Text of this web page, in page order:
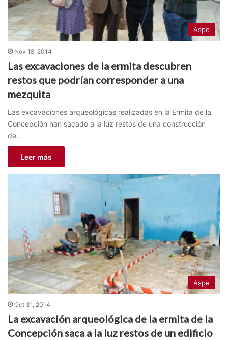
Aspe
Nov 18, 2014
Las excavaciones de la ermita descubren
restos que podrían corresponder a una
mezquita
Las excavaciones arqueológicas realizadas en la Ermita de la
Concepción han sacado a la luz restos de una construcción
de…
Leer más
Aspe
Oct 31, 2014
La excavación arqueológica de la ermita de la
Concepción saca a la luz restos de un edificio